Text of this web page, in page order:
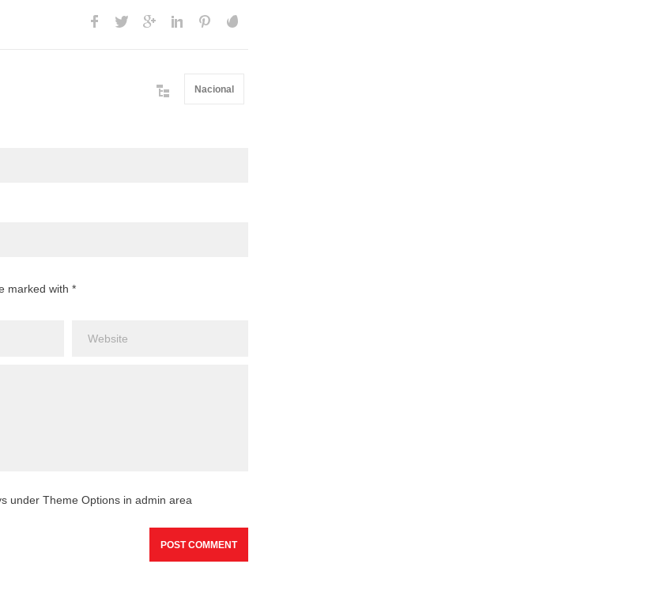
Nacional
marked with *
under Theme Options in admin area